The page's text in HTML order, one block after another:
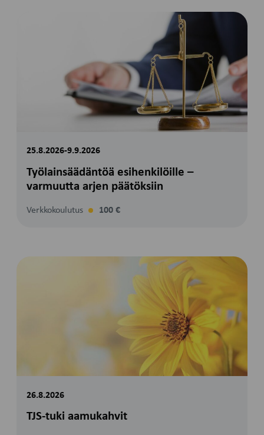
25.8.2026-9.9.2026
Työlainsäädäntöä esihenkilöille –
varmuutta arjen päätöksiin
Verkkokoulutus 100 €
26.8.2026
TJS-tuki aamukahvit